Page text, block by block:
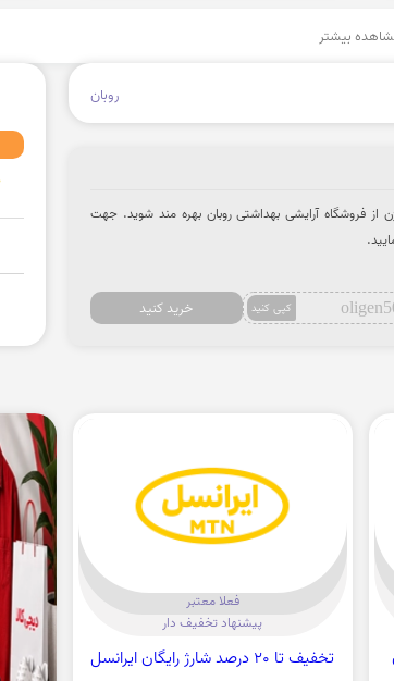
بیشتر
روبان
ویژه محصولات الی ژن از فروشگاه آرایشی بهداشتی روبان بهره مند شوید. جهت
کپی کنید خرید کنید
فعلا معتبر
پیشنهاد تخفیف دار
تخفیف تا 20 درصد شارژ رایگان ایرانسل